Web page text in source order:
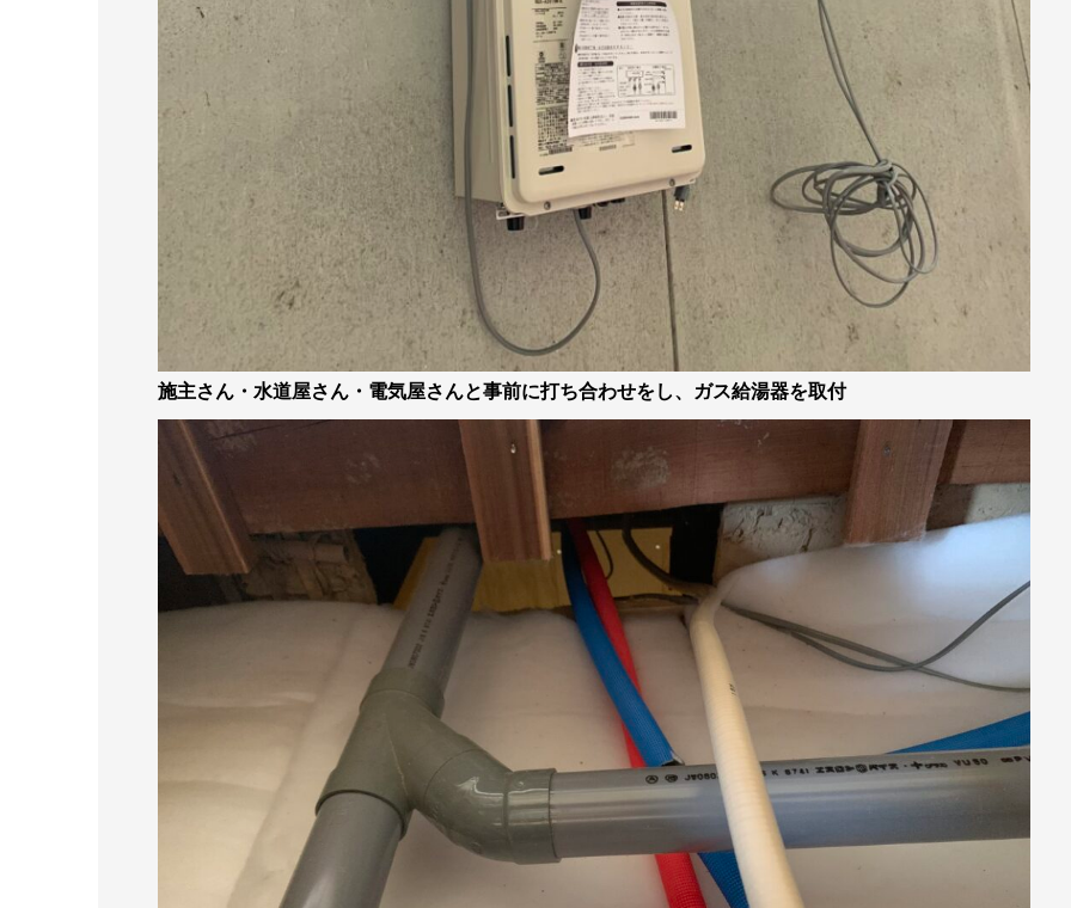
施主さん・水道屋さん・電気屋さんと事前に打ち合わせをし、ガス給湯器を取付